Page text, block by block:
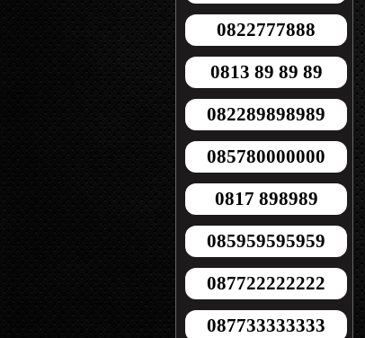
0822777888
0813 89 89 89
082289898989
085780000000
0817 898989
085959595959
087722222222
087733333333